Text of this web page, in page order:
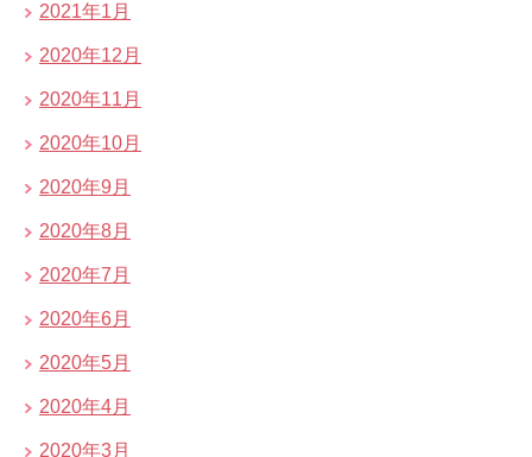
2021年1月
2020年12月
2020年11月
2020年10月
2020年9月
2020年8月
2020年7月
2020年6月
2020年5月
2020年4月
2020年3月